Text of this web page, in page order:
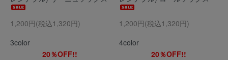
1,200円(税込1,320円)
3color
20％OFF!!
1,200円(税込1,320円)
4color
20％OFF!!